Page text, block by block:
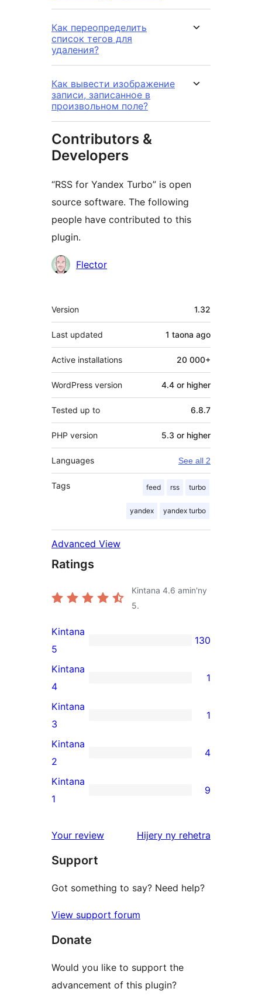
Как переопределить
список тегов для
удаления?
Как вывести изображение
записи, записанное в
произвольном поле?
Contributors &
Developers
“RSS for Yandex Turbo” is open
source software. The following
people have contributed to this
plugin.
Contributors
Flector
Meta
Version 1.32
Last updated 1 taona ago
Active installations 20 000+
WordPress version 4.4 or higher
Tested up to 6.8.7
PHP version 5.3 or higher
Languages See all 2
Tags feed rss turbo
yandex yandex turbo
Advanced View
Ratings
Kintana 4.6 amin'ny
5.
130
5-
star
reviews
Kintana
5
130
1
4-
star
review
Kintana
4
1
1
3-
star
review
Kintana
3
1
4
2-
star
Kintana
2
4
9
star
Kintana
1
9
Your review Hijery ny domberina
rehetra
Support
Got something to say? Need help?
View support forum
Donate
Would you like to support the
advancement of this plugin?